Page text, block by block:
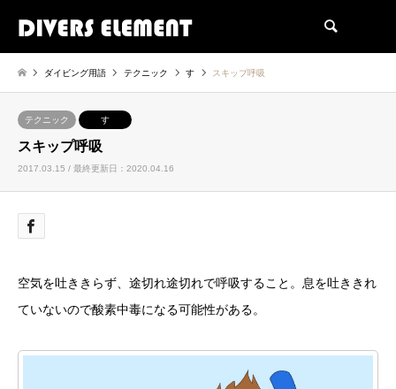
ダイビング用語 テクニック す スキップ呼吸
テクニック す
スキップ呼吸
2017.03.15 / 最終更新日：2020.04.16
空気を吐ききらず、途切れ途切れで呼吸すること。息を吐ききれ
ていないので酸素中毒になる可能性がある。